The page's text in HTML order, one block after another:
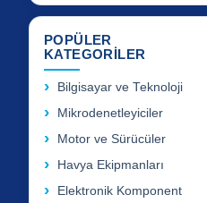
POPÜLER
KATEGORİLER
Bilgisayar ve Teknoloji
Mikrodenetleyiciler
Motor ve Sürücüler
Havya Ekipmanları
Elektronik Komponent